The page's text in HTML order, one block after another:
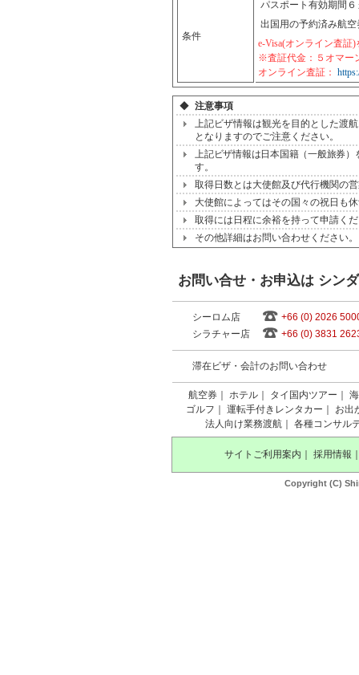
条件
パスポート有効期間
出国用の予約済み航空
e-Visa(オンライン査証
※査証代金：５オマー
オンライン査証：
◆ 注意事項
上記ビザ情報は観光を目的とした渡
となりますのでご注意ください。
上記ビザ情報は日本国籍（一般旅券
す。
取得日数とは大使館及び代行機関の
大使館によってはその国々の祝日も
取得には日程に余裕を持って申請く
その他詳細はお問い合わせください。
お問い合せ・お申込は シン
シーロム店
+66 (0) 2026
シラチャー店
+66 (0) 3831
滞在ビザ・会計のお問い合わせ
航空券 ホテル タイ国内ツアー
ゴルフ
運転手付きレンタカー
お出
法人向け業務渡航
各種コンサル
サイトご利用案内 採用情報
Copyright (C)